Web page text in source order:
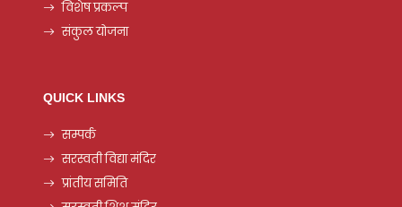
विशेष प्रकल्प
संकुल योजना
QUICK LINKS
सम्पर्क
सरस्वती विद्या मंदिर
प्रांतीय समिति